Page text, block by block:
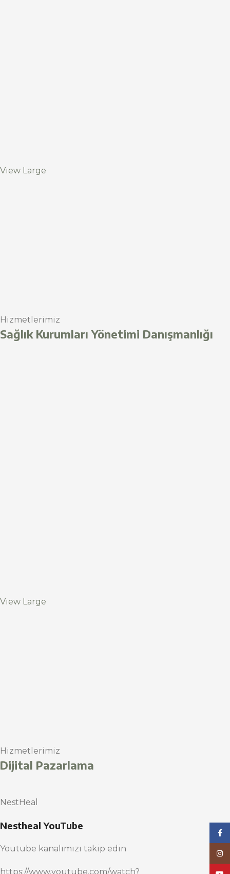
View Large
Hizmetlerimiz
Sağlık Kurumları Yönetimi Danışmanlığı
View Large
Hizmetlerimiz
Dijital Pazarlama
NestHeal
Nestheal YouTube
Youtube kanalımızı takip edin
https://www.youtube.com/watch?